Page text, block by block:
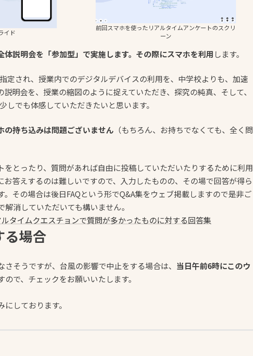
イド
前回スマホを使ったリアルタイムアンケートのスクリ
ーン
体説明会を「参加型」で実施します。その際にスマホを利用 します。
定され、授業内でのデジタルデバイスの利用を、中学校よりも、加速
明会を、授業の縮図のように捉えていただき、探究の純真、そして、
しでも体感していただきたいと思います。
の持ち込みは問題ございません （もちろん、お持ちでなくても、全く問
をとったり、質問があれば自由に投稿していただいたりするために利用
お答えするのは難しいですので、入力したものの、その場で回答が得ら
。その場合は後日FAQという形でQ&A集をウェブ掲載しますので是非ご
消していただいても構いません。
タイムクエスチョンで質問が多かったものに対する回答集
る場合
そうですが、台風の影響で中止をする場合は、 当日午前6時にこのウ
ので、チェックをお願いいたします。
しております。